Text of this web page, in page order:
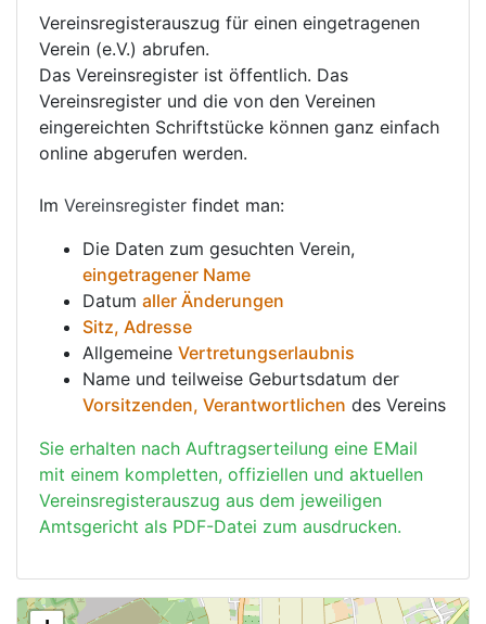
Vereinsregisterauszug für einen eingetragenen
Verein (e.V.) abrufen.
Das Vereinsregister ist öffentlich. Das
Vereinsregister und die von den Vereinen
eingereichten Schriftstücke können ganz einfach
online abgerufen werden.
Im Vereinsregister findet man:
Die Daten zum gesuchten Verein,
eingetragener Name
Datum aller Änderungen
Sitz, Adresse
Allgemeine Vertretungserlaubnis
Name und teilweise Geburtsdatum der
Vorsitzenden, Verantwortlichen des Vereins
Sie erhalten nach Auftragserteilung eine EMail
mit einem kompletten, offiziellen und aktuellen
Vereinsregisterauszug aus dem jeweiligen
Amtsgericht als PDF-Datei zum ausdrucken.